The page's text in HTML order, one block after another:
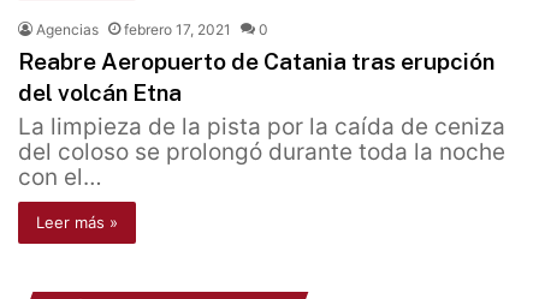
Agencias febrero 17, 2021 0
Reabre Aeropuerto de Catania tras erupción
del volcán Etna
La limpieza de la pista por la caída de ceniza
del coloso se prolongó durante toda la noche
con el…
Leer más »